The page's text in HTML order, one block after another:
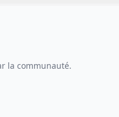
la communauté.